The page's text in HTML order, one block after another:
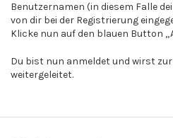
Benutzernamen (in diesem Falle
von dir bei der Registrierung
Klicke nun auf den blauen Button
Du bist nun anmeldet und wirst
weitergeleitet.